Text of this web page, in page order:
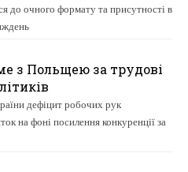
до очного формату та присутності в
з Польщею за трудові
дефіцит робочих рук
на фоні посилення конкуренції за